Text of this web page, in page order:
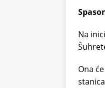
Na
Ona